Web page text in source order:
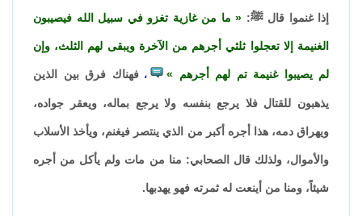
إذا غنموا قال ﷺ: ما من غازية تغزو في سبيل الله فيصيبون
الغنيمة إلا تعجلوا ثلثي أجرهم من الآخرة ويبقى لهم الثلث، وإن
لم يصيبوا غنيمة تم لهم أجرهم ،فهناك فرق بين الذين
يذهبون للقتال فلا يرجع بنفسه ولا يرجع بماله، ويعقر جواده،
ويهراق دمه، هذا أجره أكبر من الذي ينتصر فيغنم، ويأخذ الأسلاب
والأموال، ولذلك قال الصحابي: منا من مات ولم يأكل من أجره
شيئاً، ومنا من أينعت له ثمرته فهو يهدبها.